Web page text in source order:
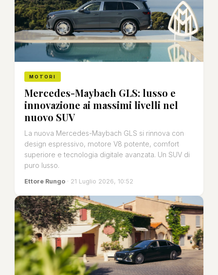
MOTORI
Mercedes-Maybach GLS: lusso e
innovazione ai massimi livelli nel
nuovo SUV
La nuova Mercedes-Maybach GLS si rinnova con
design espressivo, motore V8 potente, comfort
superiore e tecnologia digitale avanzata. Un SUV di
puro lusso.
Ettore Rungo · 21 Luglio 2026, 10:52